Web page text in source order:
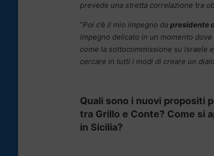
prevede una stretta correlazione tra
“Poi c’è il mio impegno da presidente
impegno delicato in un momento
come la sottocommissione su Israele
cercare in tutti i modi di creare un
Quali sono i nuovi propositi
tra Grillo e Conte? Come si
in Sicilia?